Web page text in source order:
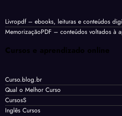
Livropdf– ebooks, leituras e conteúdos
MemorizaçãoPDF – conteúdos voltados à
Cursos e aprendizado online
Curso.blog.br
Qual o Melhor Curso
CursosS
Inglês Cursos